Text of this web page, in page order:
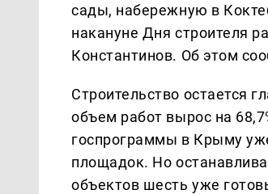
сады, набережную в
накануне Дня строителя
Константинов. Об этом
Строительство остается
объем работ вырос на
госпрограммы в Крыму
площадок. Но
объектов шесть уже